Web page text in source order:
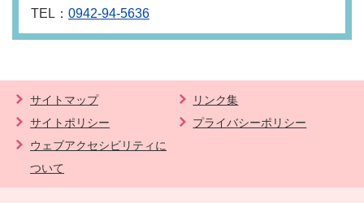
TEL： 0942-94-5636
サイトマップ
リンク集
サイトポリシー
プライバシーポリシー
ウェブアクセシビリティに
ついて